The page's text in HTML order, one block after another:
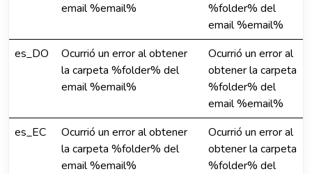
email %email%
%folder% del
email %email%
es_DO
Ocurrió un error al obtener
la carpeta %folder% del
email %email%
Ocurrió un error al
obtener la carpeta
%folder% del
email %email%
es_EC
Ocurrió un error al obtener
la carpeta %folder% del
email %email%
Ocurrió un error al
obtener la carpeta
%folder% del